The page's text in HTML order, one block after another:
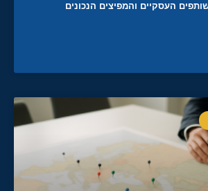
העסקיים והמפיצים הנכונים